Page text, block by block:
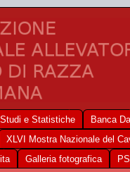
Studi e Statistiche
Banca
XLVI Mostra Nazionale del
Galleria fotografica